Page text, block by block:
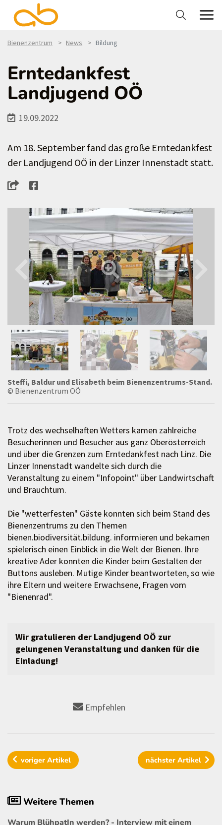
Bienenzentrum News Bildung
Erntedankfest
Landjugend OÖ
19.09.2022
Am 18. September fand das große Erntedankfest
der Landjugend OÖ in der Linzer Innenstadt statt.
Steffi, Baldur und Elisabeth beim Bienenzentrums-Stand.
© Bienenzentrum OÖ
Trotz des wechselhaften Wetters kamen zahlreiche
Besucherinnen und Besucher aus ganz Oberösterreich
und über die Grenzen zum Erntedankfest nach Linz. Die
Linzer Innenstadt wandelte sich durch die
Veranstaltung zu einem "Infopoint" über Landwirtschaft
und Brauchtum.
Die "wetterfesten" Gäste konnten sich beim Stand des
Bienenzentrums zu den Themen
bienen.biodiversität.bildung. informieren und bekamen
spielerisch einen Einblick in die Welt der Bienen. Ihre
kreative Ader konnten die Kinder beim Gestalten der
Buttons ausleben. Mutige Kinder beantworteten, so wie
ihre Eltern und weitere Erwachsene, Fragen vom
"Bienenrad".
Wir gratulieren der Landjugend OÖ zur
gelungenen Veranstaltung und danken für die
Einladung!
Empfehlen
vorigerArtikel nächster Artikel
Weitere Themen
Warum BlühpatIn werden? - Interview mit einem